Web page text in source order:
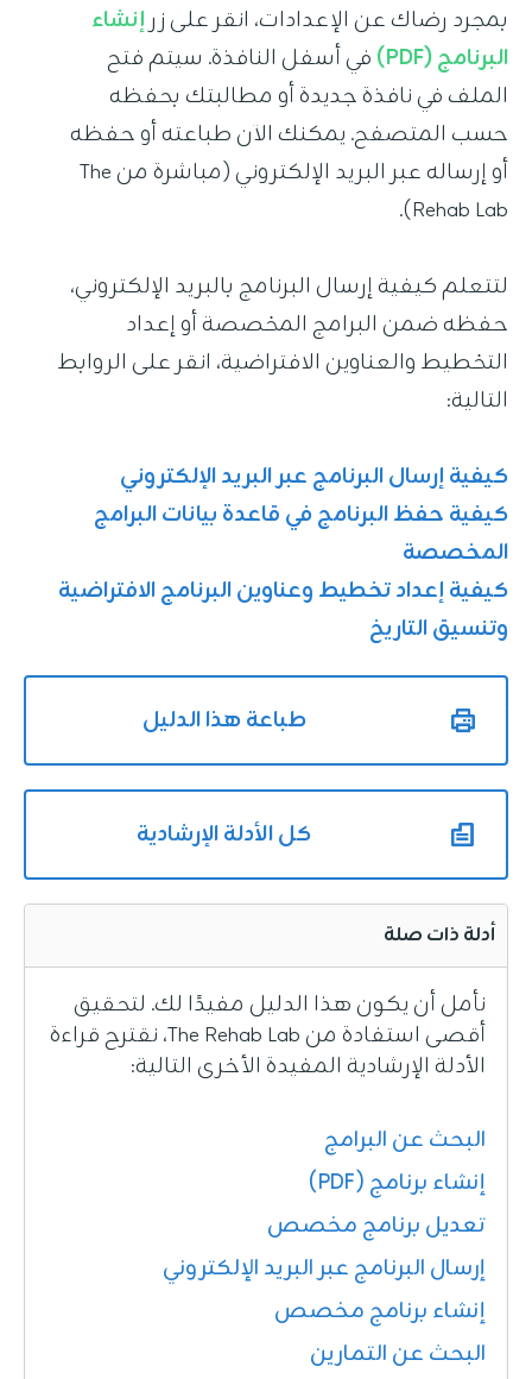
بمجرد رضاك عن الإعدادات، انقر على زر إنشاء
البرنامج (PDF)
في أسفل النافذة. سيتم فتح
الملف في نافذة جديدة أو مطالبتك بحفظه
حسب المتصفح. يمكنك الآن طباعته أو حفظه
أو إرساله عبر البريد الإلكتروني (مباشرة من The
Rehab Lab).
لتتعلم كيفية إرسال البرنامج بالبريد الإلكتروني،
حفظه ضمن البرامج المخصصة أو إعداد
التخطيط والعناوين الافتراضية، انقر على الروابط
التالية:
كيفية إرسال البرنامج عبر البريد الإلكتروني
كيفية حفظ البرنامج في قاعدة بيانات البرامج
المخصصة
كيفية إعداد تخطيط وعناوين البرنامج الافتراضية
وتنسيق التاريخ
طباعة هذا الدليل
كل الأدلة الإرشادية
أدلة ذات صلة
نأمل أن يكون هذا الدليل مفيدًا لك. لتحقيق
أقصى استفادة من The Rehab Lab، نقترح قراءة
الأدلة الإرشادية المفيدة الأخرى التالية:
البحث عن البرامج
إنشاء برنامج (PDF)
تعديل برنامج مخصص
إرسال البرنامج عبر البريد الإلكتروني
إنشاء برنامج مخصص
البحث عن التمارين